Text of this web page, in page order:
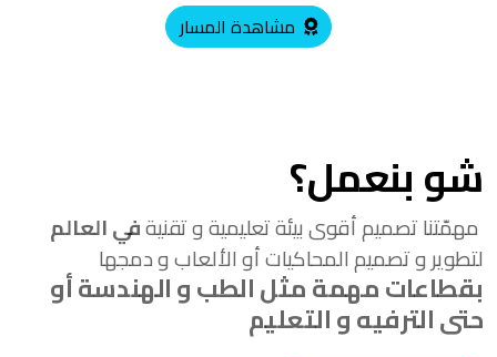
مشاهدة المسار
شو بنعمل؟
مهمّتنا تصميم أقوى بيئة تعليمية و تقنيةفي العالم
لتطوير و تصميم المحاكيات أو الألعاب و دمجها
بقطاعات مهمة مثل الطب و الهندسة أو
حتى الترفيه و التعليم